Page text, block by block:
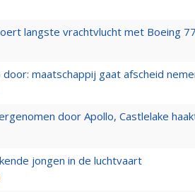
langste vrachtvlucht met Boeing
door: maatschappij gaat afscheid
door Apollo, Castlelake
jongen in de luchtvaart